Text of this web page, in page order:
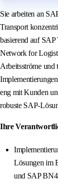
Sie arbeiten an
Transport
basierend auf
Network for
Arbeitsströme
eng mit Kunden
robuste SAP-
Ihre
Lösungen im
und SAP